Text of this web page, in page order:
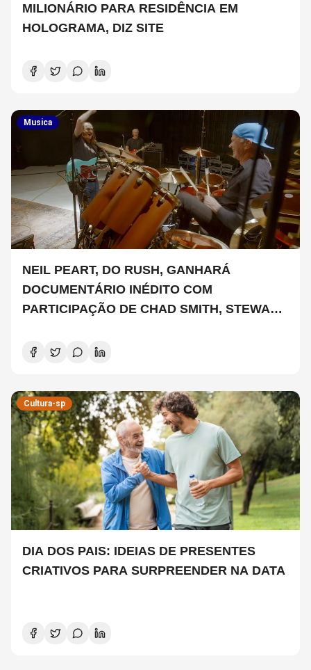
MILIONÁRIO PARA RESIDÊNCIA EM
HOLOGRAMA, DIZ SITE
Musica
NEIL PEART, DO RUSH, GANHARÁ
DOCUMENTÁRIO INÉDITO COM
PARTICIPAÇÃO DE CHAD SMITH, STEWART
Cultura-sp
DIA DOS PAIS: IDEIAS DE PRESENTES
CRIATIVOS PARA SURPREENDER NA DATA